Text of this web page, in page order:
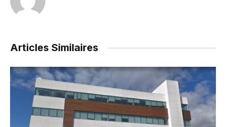
Articles Similaires